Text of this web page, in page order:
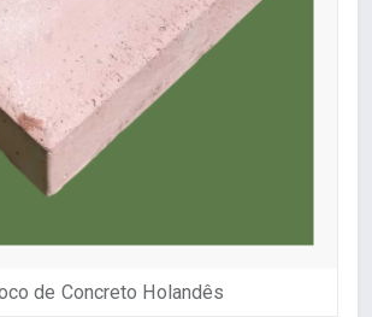
de Concreto Holandês